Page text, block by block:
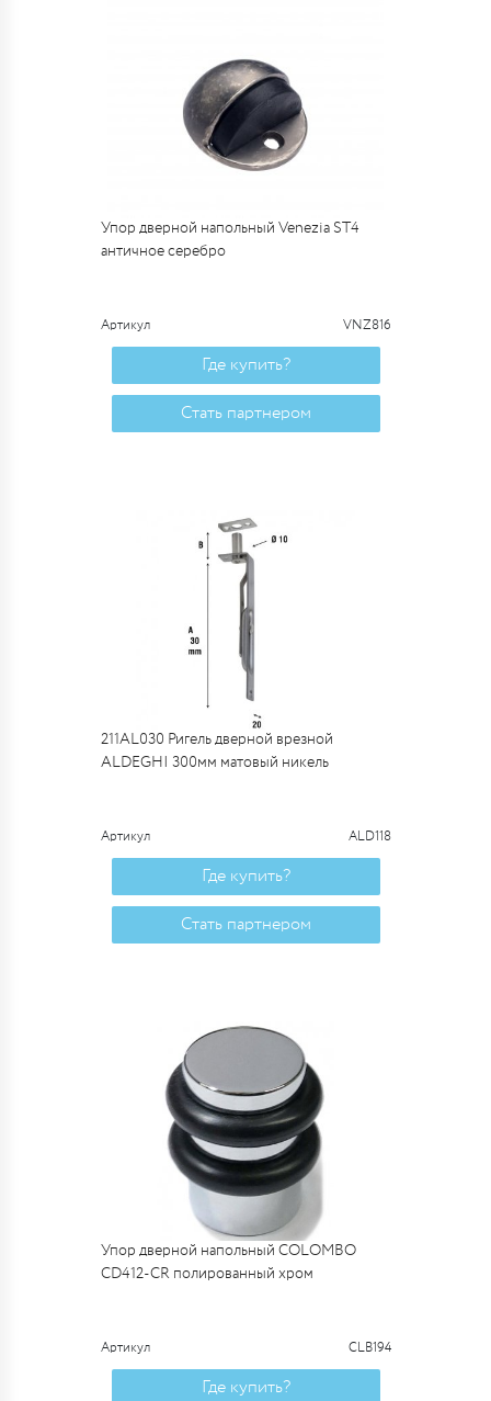
Упор дверной напольный Venezia ST4
античное серебро
Артикул VNZ816
Где купить?
Стать партнером
211AL030 Ригель дверной врезной
ALDEGHI 300мм матовый никель
Артикул ALD118
Где купить?
Стать партнером
Упор дверной напольный COLOMBO
CD412-CR полированный хром
Артикул CLB194
Где купить?